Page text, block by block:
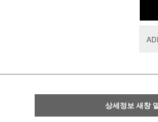
상세정보 새창